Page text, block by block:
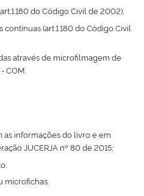
do Código Civil de 2002);
(art.1.180 do Código Civil
através de microfilmagem de
COM.
informações do livro e em
JUCERJA nº 80 de 2015;
microfichas.